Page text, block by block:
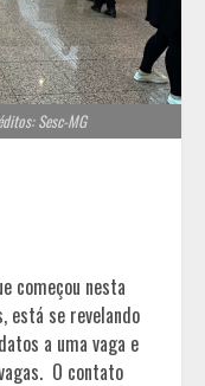
Sesc-MG
começou nesta
está se revelando
a uma vaga e
O contato